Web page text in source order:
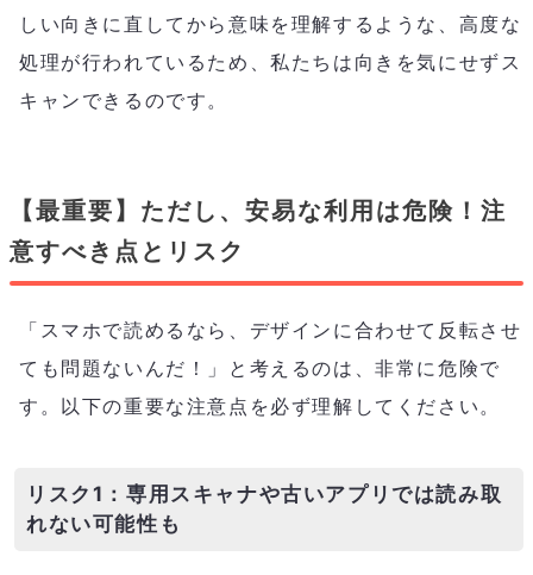
しい向きに直してから意味を理解するような、高度な
処理が行われているため、私たちは向きを気にせずス
キャンできるのです。
【最重要】ただし、安易な利用は危険！注
意すべき点とリスク
「スマホで読めるなら、デザインに合わせて反転させ
ても問題ないんだ！」と考えるのは、非常に危険で
す。以下の重要な注意点を必ず理解してください。
リスク1：専用スキャナや古いアプリでは読み取
れない可能性も